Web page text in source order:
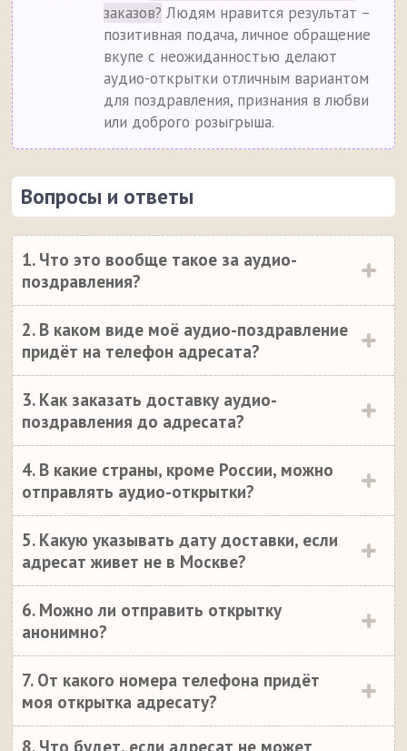
заказов? Людям нравится результат –
позитивная подача, личное обращение
вкупе с неожиданностью делают
аудио-открытки отличным вариантом
для поздравления, признания в любви
или доброго розыгрыша.
Вопросы и ответы
1. Что это вообще такое за аудио-
поздравления?
2. В каком виде моё аудио-поздравление
придёт на телефон адресата?
3. Как заказать доставку аудио-
поздравления до адресата?
4. В какие страны, кроме России, можно
отправлять аудио-открытки?
5. Какую указывать дату доставки, если
адресат живет не в Москве?
6. Можно ли отправить открытку
анонимно?
7. От какого номера телефона придёт
моя открытка адресату?
8. Что будет, если адресат не может